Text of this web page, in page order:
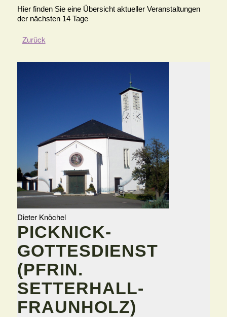
Hier finden Sie eine Übersicht aktueller Veranstaltungen
der nächsten 14 Tage
Zurück
Dieter Knöchel
PICKNICK-
GOTTESDIENST
(PFRIN.
SETTERHALL-
FRAUNHOLZ)